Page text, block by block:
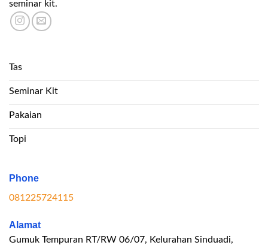
seminar kit.
Tas
Seminar Kit
Pakaian
Topi
Phone
081225724115
Alamat
Gumuk Tempuran RT/RW 06/07, Kelurahan Sinduadi,